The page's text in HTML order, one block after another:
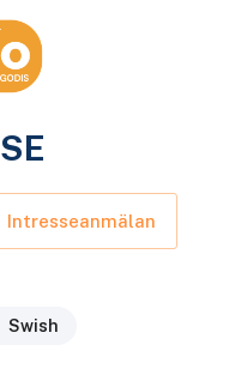
Intresseanmälan
Swish